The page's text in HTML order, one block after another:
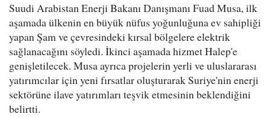
Suudi Arabistan Enerji Bakanı Danışmanı Fuad Musa, ilk
aşamada ülkenin en büyük nüfus yoğunluğuna ev sahipliği
yapan Şam ve çevresindeki kırsal bölgelere elektrik
sağlanacağını söyledi. İkinci aşamada hizmet Halep'e
genişletilecek. Musa ayrıca projelerin yerli ve uluslararası
yatırımcılar için yeni fırsatlar oluşturarak Suriye'nin enerji
sektörüne ilave yatırımları teşvik etmesinin beklendiğini
belirtti.